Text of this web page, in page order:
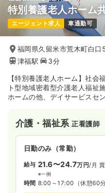
特別養護老人ホーム
エージェント求人 車通勤可
福岡県久留米市荒木町白
津福駅
3分
【特別養護老人ホーム】社会
ト型地域密着型介護老人福祉
ホームの他、デイサービスセ
設です。
介護・福祉系正看護師
日勤のみ（常勤）
給与 21.6〜24.7万円/月
※一例
時間 8:00～17:00 （休憩60分